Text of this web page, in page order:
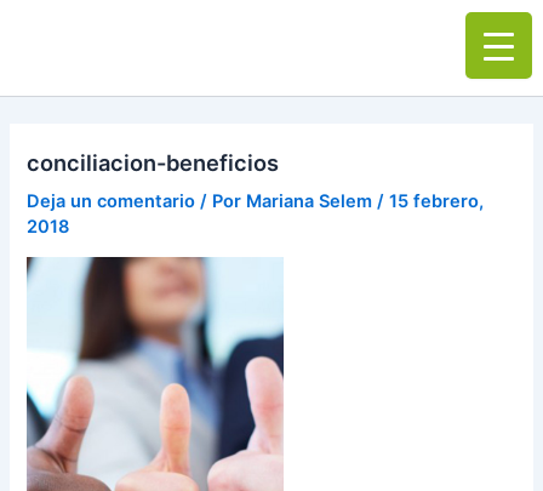
Main
conciliacion-beneficios
Deja un comentario / Por Mariana Selem/15 febrero,
2018